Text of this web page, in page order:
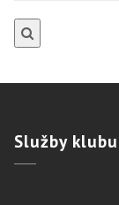
Službyklubu